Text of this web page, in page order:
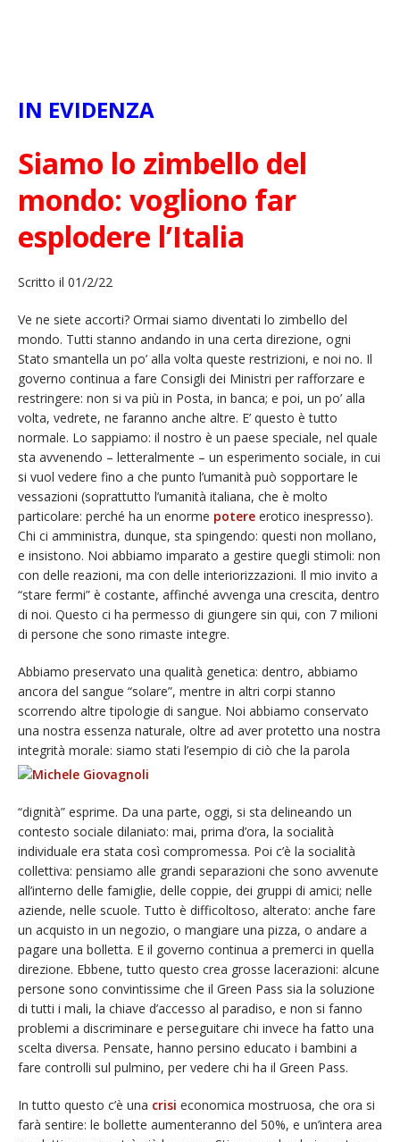
IN EVIDENZA
Siamo lo zimbello del
mondo: vogliono far
esplodere l’Italia
Scritto il 01/2/22
Ve ne siete accorti? Ormai siamo diventati lo zimbello del
mondo. Tutti stanno andando in una certa direzione, ogni
Stato smantella un po’ alla volta queste restrizioni, e noi no. Il
governo continua a fare Consigli dei Ministri per rafforzare e
restringere: non si va più in Posta, in banca; e poi, un po’ alla
volta, vedrete, ne faranno anche altre. E’ questo è tutto
normale. Lo sappiamo: il nostro è un paese speciale, nel quale
sta avvenendo – letteralmente – un esperimento sociale, in cui
si vuol vedere fino a che punto l’umanità può sopportare le
vessazioni (soprattutto l’umanità italiana, che è molto
particolare: perché ha un enorme potere erotico inespresso).
Chi ci amministra, dunque, sta spingendo: questi non mollano,
e insistono. Noi abbiamo imparato a gestire quegli stimoli: non
con delle reazioni, ma con delle interiorizzazioni. Il mio invito a
“stare fermi” è costante, affinché avvenga una crescita, dentro
di noi. Questo ci ha permesso di giungere sin qui, con 7 milioni
di persone che sono rimaste integre.
Abbiamo preservato una qualità genetica: dentro, abbiamo
ancora del sangue “solare”, mentre in altri corpi stanno
scorrendo altre tipologie di sangue. Noi abbiamo conservato
una nostra essenza naturale, oltre ad aver protetto una nostra
integrità morale: siamo stati l’esempio di ciò che la parola
“dignità” esprime. Da una parte, oggi, si sta delineando un
contesto sociale dilaniato: mai, prima d’ora, la socialità
individuale era stata così compromessa. Poi c’è la socialità
collettiva: pensiamo alle grandi separazioni che sono avvenute
all’interno delle famiglie, delle coppie, dei gruppi di amici; nelle
aziende, nelle scuole. Tutto è difficoltoso, alterato: anche fare
un acquisto in un negozio, o mangiare una pizza, o andare a
pagare una bolletta. E il governo continua a premerci in quella
direzione. Ebbene, tutto questo crea grosse lacerazioni: alcune
persone sono convintissime che il Green Pass sia la soluzione
di tutti i mali, la chiave d’accesso al paradiso, e non si fanno
problemi a discriminare e perseguitare chi invece ha fatto una
scelta diversa. Pensate, hanno persino educato i bambini a
fare controlli sul pulmino, per vedere chi ha il Green Pass.
In tutto questo c’è una crisi economica mostruosa, che ora si
farà sentire: le bollette aumenteranno del 50%, e un’intera area